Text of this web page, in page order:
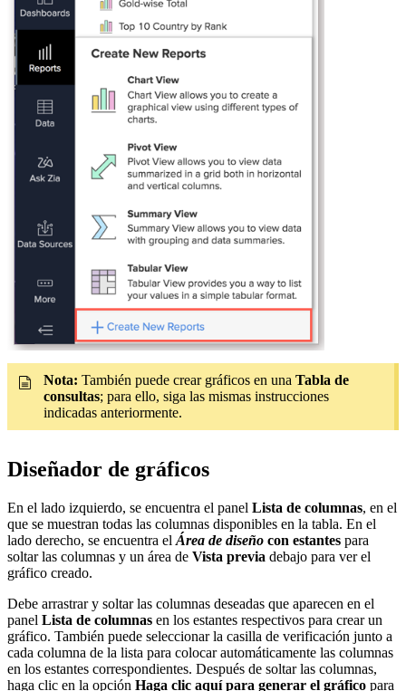
Nota: También puede crear gráficos en una Tabla de
consultas; para ello, siga las mismas instrucciones
indicadas anteriormente.
Diseñador de gráficos
En el lado izquierdo, se encuentra el panel Lista de columnas, en el
que se muestran todas las columnas disponibles en la tabla. En el
lado derecho, se encuentra el Área de diseño con estantes para
soltar las columnas y un área de Vista previa debajo para ver el
gráfico creado.
Debe arrastrar y soltar las columnas deseadas que aparecen en el
panel Lista de columnas en los estantes respectivos para crear un
gráfico. También puede seleccionar la casilla de verificación junto a
cada columna de la lista para colocar automáticamente las columnas
en los estantes correspondientes. Después de soltar las columnas,
haga clic en la opción Haga clic aquí para generar el gráfico para